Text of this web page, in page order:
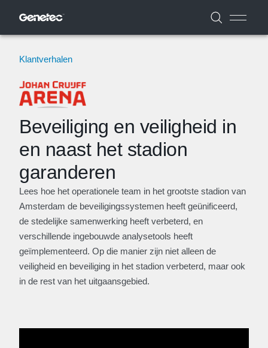
Klantverhalen
Beveiliging en veiligheid in
en naast het stadion
garanderen
Lees hoe het operationele team in het grootste stadion van
Amsterdam de beveiligingssystemen heeft geünificeerd,
de stedelijke samenwerking heeft verbeterd, en
verschillende ingebouwde analysetools heeft
geïmplementeerd. Op die manier zijn niet alleen de
veiligheid en beveiliging in het stadion verbeterd, maar ook
in de rest van het uitgaansgebied.